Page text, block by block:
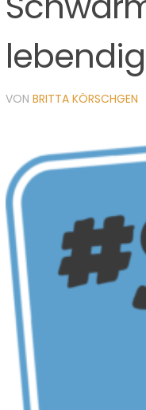
VON BRITTA KÖRSCHGEN